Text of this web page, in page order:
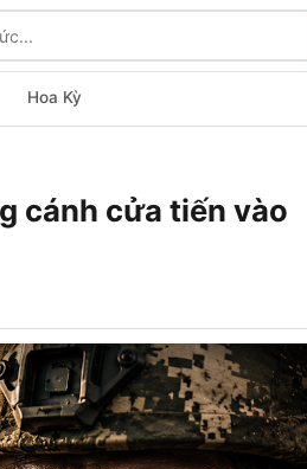
Hoa Kỳ
cánh cửa tiến vào